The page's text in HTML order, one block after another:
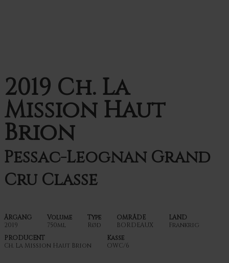
2019 Ch. La
Mission Haut
Brion
Pessac-Leognan Grand
Cru Classe
ÅRGANG
2019
Volume
750ml
Type
Rød
OMRÅDE
BORDEAUX
LAND
Frankrig
PRODUCENT
Ch. La Mission Haut Brion
Kasse
OWC/6